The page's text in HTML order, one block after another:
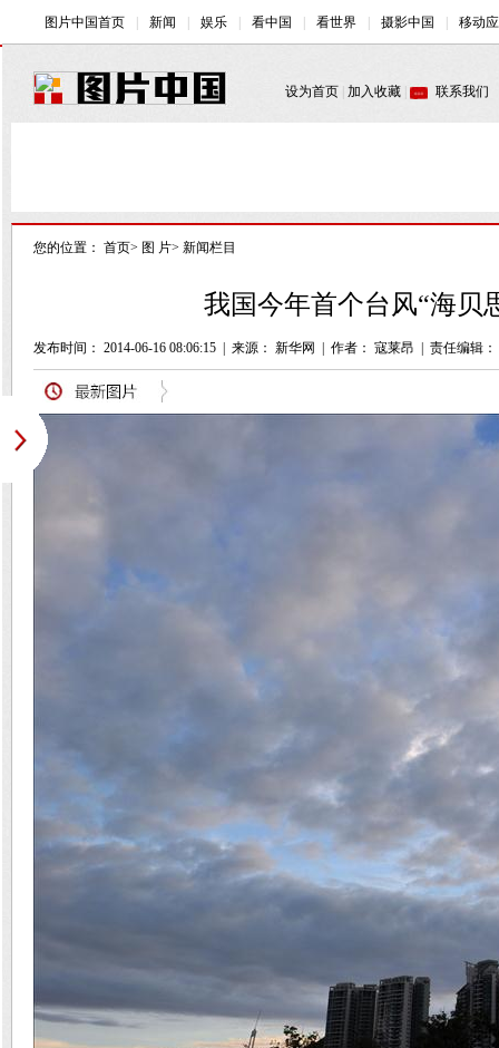
您的位置： 首页> 图 片> 新闻栏目
我国今年首个台风“海
发布时间： 2014-06-16 08:06:15 来源： 新华网 作者： 寇莱昂 责任编辑